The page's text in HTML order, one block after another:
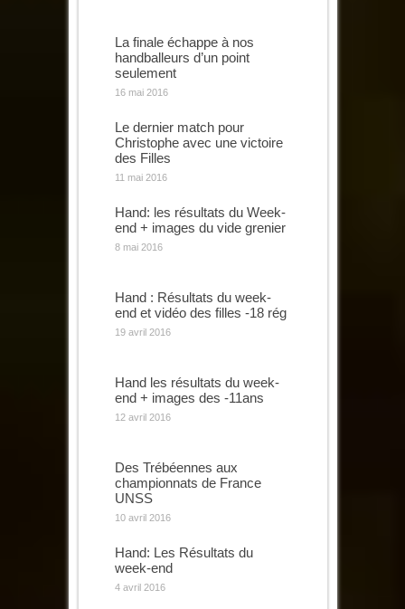
La finale échappe à nos
handballeurs d’un point
seulement
16 mai 2016
Le dernier match pour
Christophe avec une victoire
des Filles
11 mai 2016
Hand: les résultats du Week-
end + images du vide grenier
8 mai 2016
Hand : Résultats du week-
end et vidéo des filles -18 rég
19 avril 2016
Hand les résultats du week-
end + images des -11ans
12 avril 2016
Des Trébéennes aux
championnats de France
UNSS
10 avril 2016
Hand: Les Résultats du
week-end
4 avril 2016